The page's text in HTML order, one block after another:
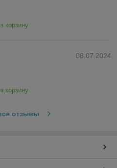
корзину
08.07.2024
корзину
отзывы